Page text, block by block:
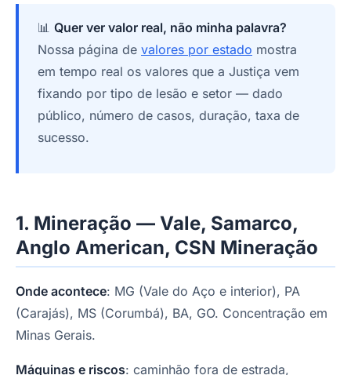
📊 Quer ver valor real, não minha palavra?
Nossa página de valores por estado mostra
em tempo real os valores que a Justiça vem
fixando por tipo de lesão e setor — dado
público, número de casos, duração, taxa de
sucesso.
1. Mineração — Vale, Samarco,
Anglo American, CSN Mineração
Onde acontece: MG (Vale do Aço e interior), PA
(Carajás), MS (Corumbá), BA, GO. Concentração em
Minas Gerais.
Máquinas e riscos: caminhão fora de estrada,